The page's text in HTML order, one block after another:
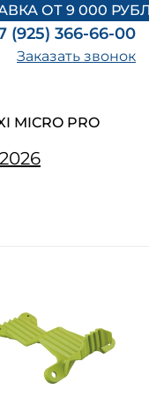
ОТ 9 000
(925) 366-66-00
Заказать звонок
MICRO PRO